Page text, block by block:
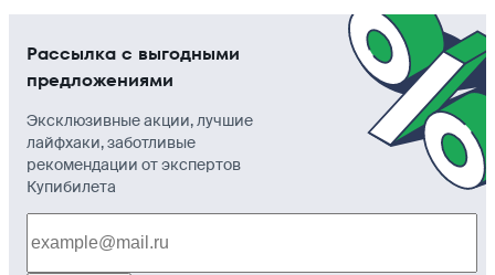
Рассылка с выгодными
предложениями
Эксклюзивные акции, лучшие
лайфхаки, заботливые
рекомендации от экспертов
Купибилета